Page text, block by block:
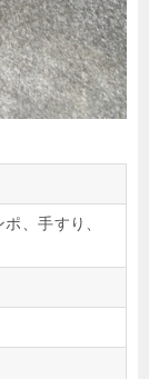
、手すり、